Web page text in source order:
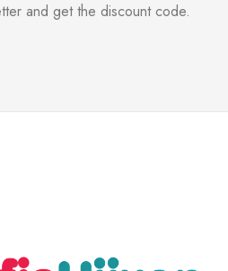
and get the discount code.